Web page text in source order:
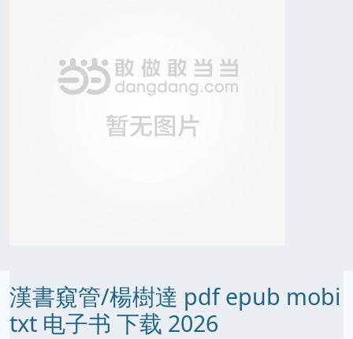
漢書窺管/楊樹達 pdf epub mobi
txt 电子书 下载 2026